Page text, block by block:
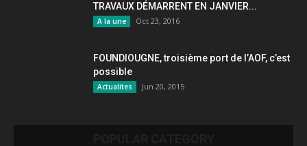
TRAVAUX DÉMARRENT EN JANVIER...
A la une Oct 23, 2016
FOUNDIOUGNE, troisième port de l’AOF, c’est
possible
Actualites Jun 20, 2015